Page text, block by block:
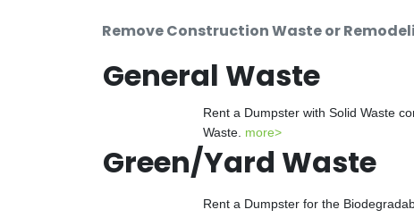
Remove Construction Waste or
General Waste
Rent a Dumpster with Solid Waste
Waste. more>
Green/Yard Waste
Rent a Dumpster for the